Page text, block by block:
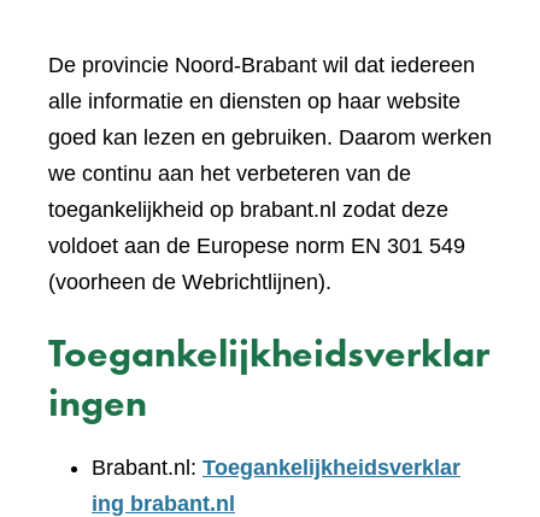
De provincie Noord-Brabant wil dat iedereen
alle informatie en diensten op haar website
goed kan lezen en gebruiken. Daarom werken
we continu aan het verbeteren van de
toegankelijkheid op brabant.nl zodat deze
voldoet aan de Europese norm EN 301 549
(voorheen de Webrichtlijnen).
Toegankelijkheidsverklar
ingen
Brabant.nl: Toegankelijkheidsverklar
ing brabant.nl